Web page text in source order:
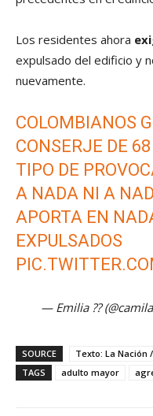
Los residentes ahora
expulsado del edificio y
nuevamente.
COLOMBIANOS
CONSERJE DE
TIPO DE
A NADA NI A
APORTA EN
EXPULSADOS
— Emilia ??
SOURCE
Texto: La Nación
TAGS
adulto mayor